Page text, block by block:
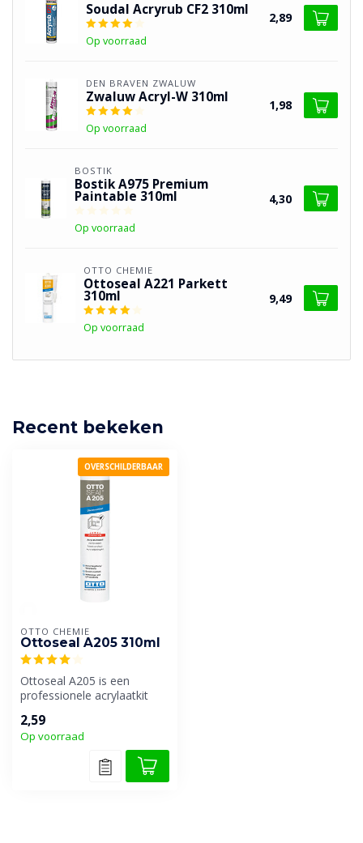
Soudal Acryrub CF2 310ml
Op voorraad
2,89
DEN BRAVEN ZWALUW
Zwaluw Acryl-W 310ml
Op voorraad
1,98
BOSTIK
Bostik A975 Premium
Paintable 310ml
Op voorraad
4,30
OTTO CHEMIE
Ottoseal A221 Parkett
310ml
Op voorraad
9,49
Recent bekeken
OVERSCHILDERBAAR
OTTO CHEMIE
Ottoseal A205 310ml
Ottoseal A205 is een
professionele acrylaatkit
bewegingsopna...
2,59
Op voorraad